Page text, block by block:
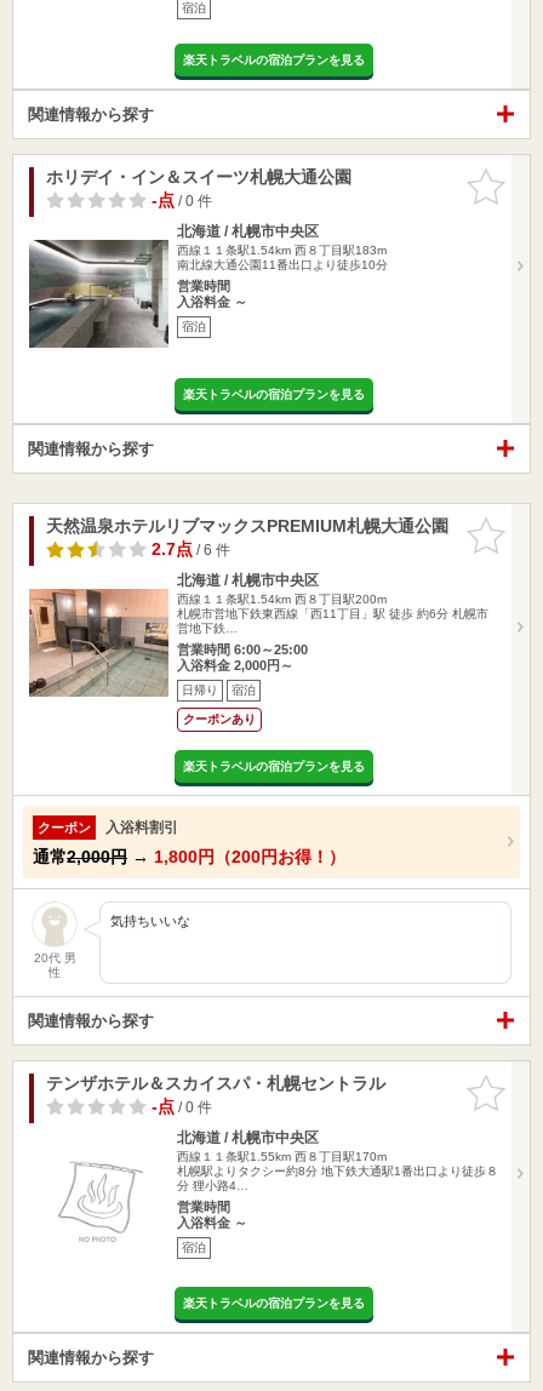
宿泊
楽天トラベルの宿泊プランを見る
関連情報から探す
お気に入
りに追加
ホリデイ・イン＆スイーツ札幌大通公園
-点/ 0 件
北海道 / 札幌市中央区
西線１１条駅1.54km 西８丁目駅183m
南北線大通公園11番出口より徒歩10分
営業時間
入浴料金 ～
宿泊
楽天トラベルの宿泊プランを見る
関連情報から探す
お気に入
りに追加
天然温泉ホテルリブマックスPREMIUM札幌大通公園
2.7点/ 6 件
北海道 / 札幌市中央区
西線１１条駅1.54km 西８丁目駅200m
札幌市営地下鉄東西線「西11丁目」駅 徒歩 約6分 札幌市
営地下鉄…
営業時間 6:00～25:00
入浴料金 2,000円～
日帰り 宿泊
クーポンあり
楽天トラベルの宿泊プランを見る
クーポン 入浴料割引
通常2,000円 → 1,800円（200円お得！）
20代 男
性
気持ちいいな
関連情報から探す
お気に入
りに追加
テンザホテル＆スカイスパ・札幌セントラル
-点/ 0 件
北海道 / 札幌市中央区
西線１１条駅1.55km 西８丁目駅170m
札幌駅よりタクシー約8分 地下鉄大通駅1番出口より徒歩８
分 狸小路4…
営業時間
入浴料金 ～
宿泊
楽天トラベルの宿泊プランを見る
関連情報から探す